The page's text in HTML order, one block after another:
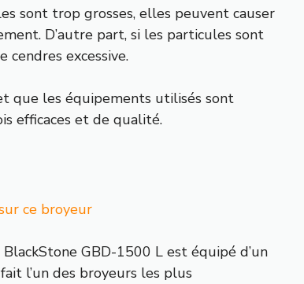
sont trop grosses, elles peuvent causer
D’autre part, si les particules sont
excessive.
que les équipements utilisés sont
efficaces et de qualité.
ce broyeur
GBD-1500 L est équipé d’un
l’un des broyeurs les plus